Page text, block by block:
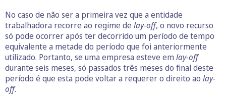
No caso de não ser a primeira vez que a entidade
trabalhadora recorre ao regime de lay-off, o novo recurso
só pode ocorrer após ter decorrido um período de tempo
equivalente a metade do período que foi anteriormente
utilizado. Portanto, se uma empresa esteve em lay-off
durante seis meses, só passados três meses do final deste
período é que esta pode voltar a requerer o direito ao lay-
off.